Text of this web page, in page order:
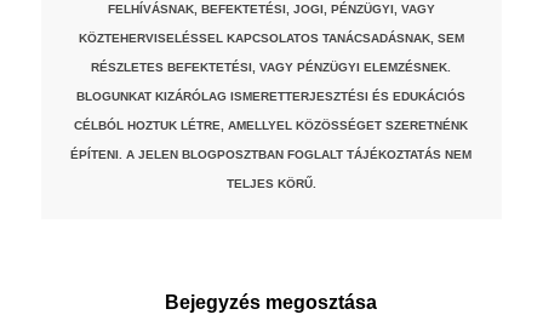
FELHÍVÁSNAK, BEFEKTETÉSI, JOGI, PÉNZÜGYI, VAGY
KÖZTEHERVISELÉSSEL KAPCSOLATOS TANÁCSADÁSNAK, SEM
RÉSZLETES BEFEKTETÉSI, VAGY PÉNZÜGYI ELEMZÉSNEK.
BLOGUNKAT KIZÁRÓLAG ISMERETTERJESZTÉSI ÉS EDUKÁCIÓS
CÉLBÓL HOZTUK LÉTRE, AMELLYEL KÖZÖSSÉGET SZERETNÉNK
ÉPÍTENI. A JELEN BLOGPOSZTBAN FOGLALT TÁJÉKOZTATÁS NEM
TELJES KÖRŰ.
Bejegyzés megosztása